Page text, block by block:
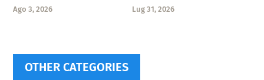
Ago 3, 2026 Lug 31, 2026
OTHER CATEGORIES